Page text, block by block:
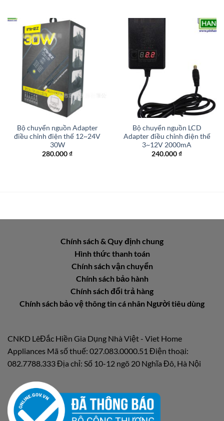
Bộ chuyển nguồn Adapter
điều chỉnh điện thế 12~24V
30W
280.000₫
Bộ chuyển nguồn LCD
Adapter điều chỉnh điện thế
3~12V 2000mA
240.000₫
Chính sách & Quy định chung
Hình thức thanh toán
Chính sách vận chuyển
Chính sách bảo hành
Chính sách đổi trả hàng
Chính sách bảo vệ thông tin cá nhân Người tiêu dùng
CNKD LêĐắc Hiền Gia Dụng Nhà Việt - Viet Home
Appliances Mã số thuế: 027.083.0000.51 Điện thoại:
082.7788.333 Địa chỉ: Số 10-12 ngõ 20 Nghĩa Đô, Hà Nội